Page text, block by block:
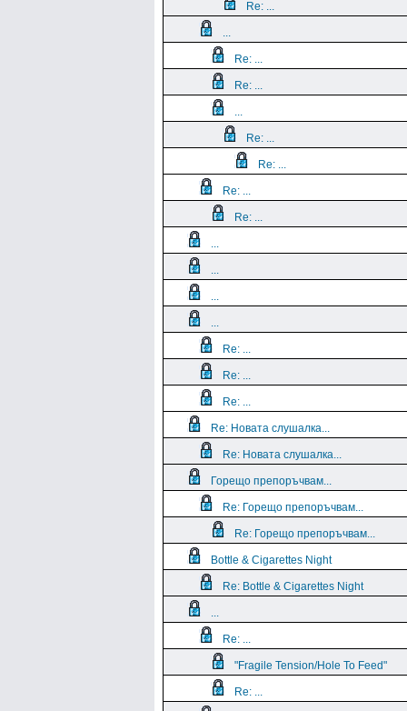
Re: ...
...
Re: ...
Re: ...
...
Re: ...
Re: ...
Re: ...
Re: ...
...
...
...
...
Re: ...
Re: ...
Re: ...
Re: Новата слушалка...
Re: Новата слушалка...
Горещо препоръчвам...
Re: Горещо препоръчвам...
Re: Горещо препоръчвам...
Bottle & Cigarettes Night
Re: Bottle & Cigarettes Night
...
Re: ...
"Fragile Tension/Hole To Feed"
Re: ...